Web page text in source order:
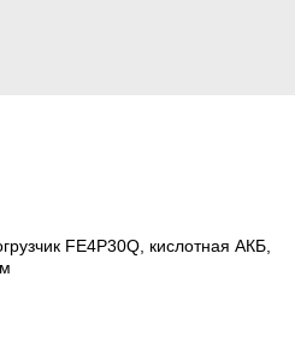
FE4P30Q, кислотная АКБ,